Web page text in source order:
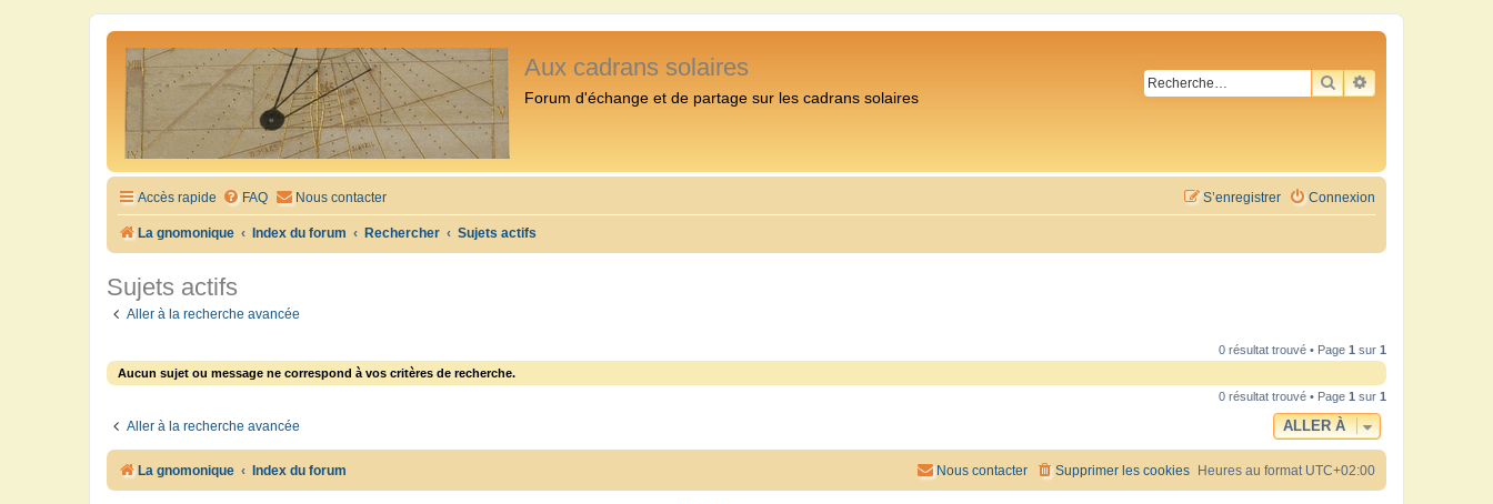
Aux cadrans solaires
Forum d'échange et de partage sur les cadrans solaires
RECHERCHER
RECHERCHE
Accès rapide FAQ Nous contacter Connexion
S’enregistrer
La gnomonique Index du forum Rechercher Sujets actifs
Sujets actifs
Aller à la recherche avancée
0 résultat trouvé • Page 1 sur 1
Aucun sujet ou message ne correspond à vos critères de recherche.
0 résultat trouvé • Page 1 sur 1
Aller à la recherche avancée ALLER À
La gnomonique Index du forum Heures au format UTC+02:00
Supprimer les cookies
Nous contacter